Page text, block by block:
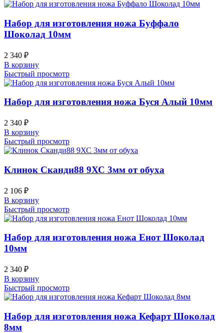
Набор для изготовления ножа Буффало
Шоколад 10мм
2 340 ₽
В корзину
Быстрый просмотр
Набор для изготовления ножа Буся Алый 10мм
2 340 ₽
В корзину
Быстрый просмотр
Клинок Сканди88 9ХС 3мм от обуха
2 106 ₽
В корзину
Быстрый просмотр
Набор для изготовления ножа Енот Шоколад
10мм
2 340 ₽
В корзину
Быстрый просмотр
Набор для изготовления ножа Кефарт Шоколад
8мм